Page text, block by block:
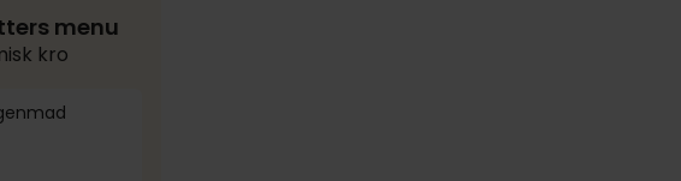
menu
kro